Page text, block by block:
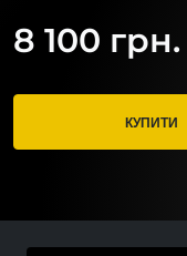
8 100 грн.
КУПИТИ